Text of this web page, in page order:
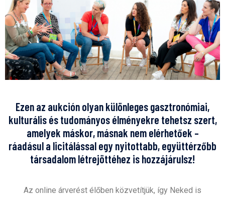
Ezen az aukción olyan különleges gasztronómiai,
kulturális és tudományos élményekre tehetsz szert,
amelyek máskor, másnak nem elérhetőek –
ráadásul a licitálással egy nyitottabb, együttérzőbb
társadalom létrejöttéhez is hozzájárulsz!
Az online árverést élőben közvetítjük, így Neked is